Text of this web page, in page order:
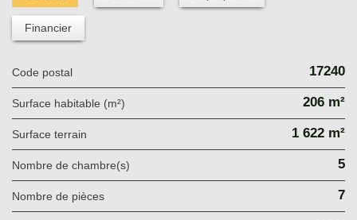
Financier
Code postal 17240
Surface habitable (m²) 206 m²
surface terrain 1 622 m²
Nombre de chambre(s) 5
Nombre de pièces 7